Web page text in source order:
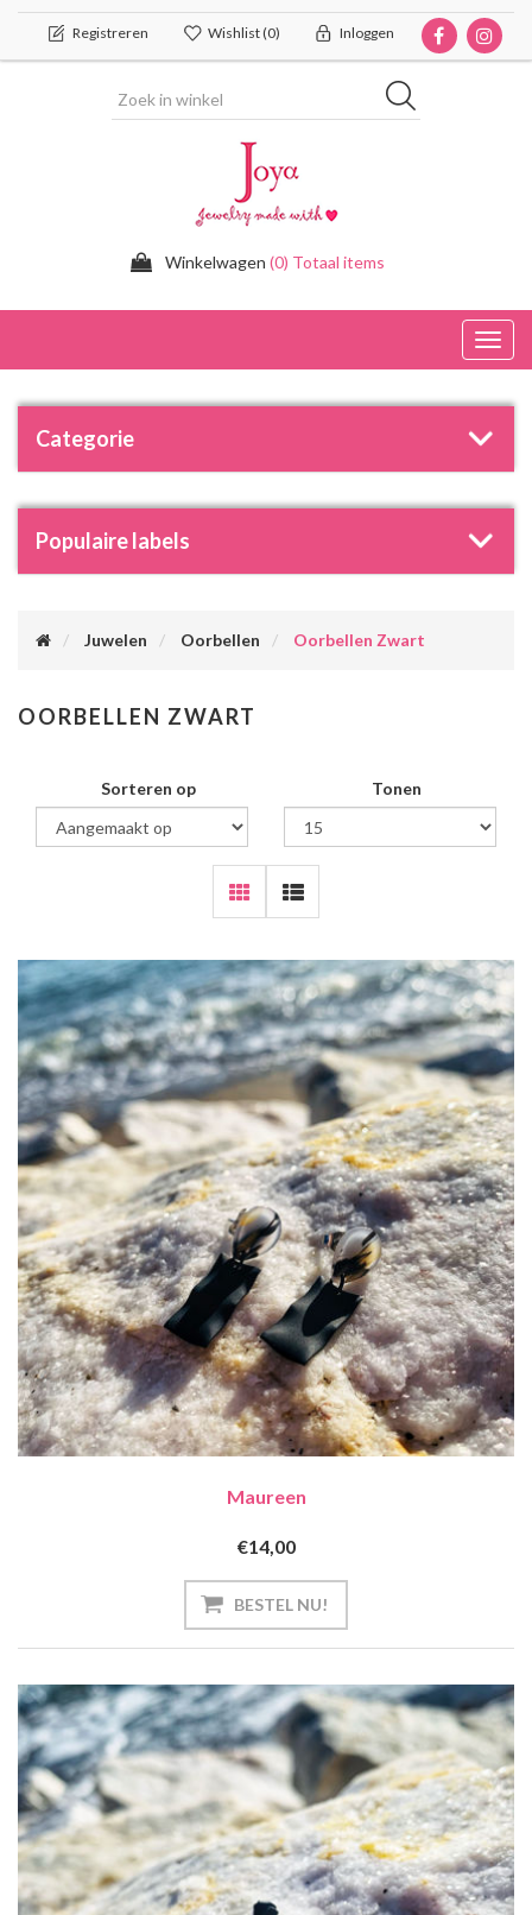
Registreren Wishlist(0) Inloggen
Winkelwagen (0) Totaal items
Categorie
Populaire labels
Juwelen Oorbellen Oorbellen Zwart
OORBELLEN ZWART
Sorteren op Tonen
Maureen
€14,00